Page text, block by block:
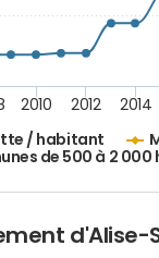
/ habitant
de 500 à 2
2010 2012 2014
d'Alise-